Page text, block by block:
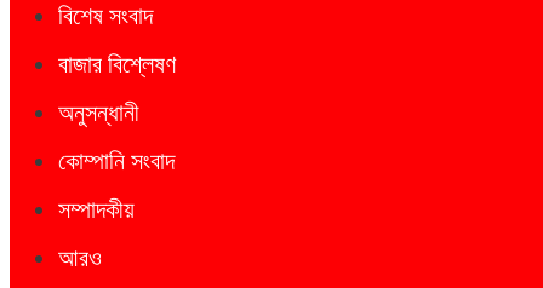
বিশেষ সংবাদ
বাজার বিশ্লেষণ
অনুসন্ধানী
কোম্পানি সংবাদ
সম্পাদকীয়
আরও